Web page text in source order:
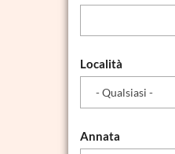
Località
Annata